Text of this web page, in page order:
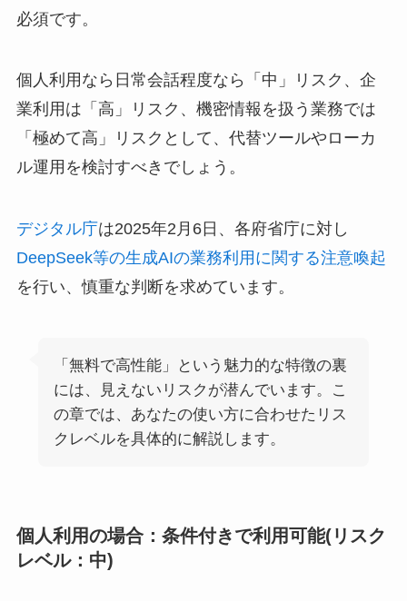
必須です。
個人利用なら日常会話程度なら「中」リスク、企
業利用は「高」リスク、機密情報を扱う業務では
「極めて高」リスクとして、代替ツールやローカ
ル運用を検討すべきでしょう。
デジタル庁は2025年2月6日、各府省庁に対し
DeepSeek等の生成AIの業務利用に関する注意喚起
を行い、慎重な判断を求めています。
「無料で高性能」という魅力的な特徴の裏
には、見えないリスクが潜んでいます。こ
の章では、あなたの使い方に合わせたリス
クレベルを具体的に解説します。
個人利用の場合：条件付きで利用可能(リスク
レベル：中)